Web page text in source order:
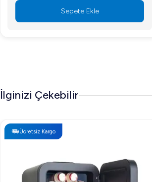
Sepete Ekle
İlginizi Çekebilir
Ücretsiz Kargo